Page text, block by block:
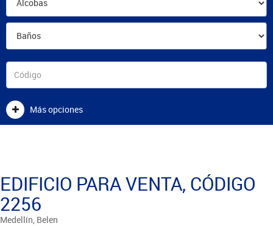
Más opciones
EDIFICIO PARA VENTA, CÓDIGO
2256
Medellín, Belen